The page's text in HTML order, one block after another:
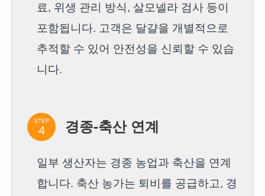
료, 위생 관리 방식, 살모넬라 검사 등이
포함됩니다. 고객은 달걀을 개별적으로
추적할 수 있어 안전성을 신뢰할 수 있습
니다.
STEP 경종-축산 연계
일부 생산자는 경종 농업과 축산을 연계
합니다. 축산 농가는 퇴비를 공급하고, 경